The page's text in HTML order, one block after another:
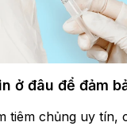
ở đâu để đảm
tiêm chủng uy tín,